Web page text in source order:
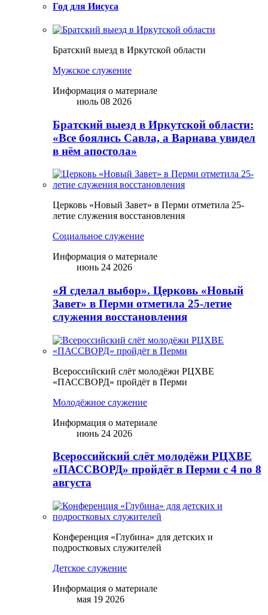
Год для Иисуса
Братский выезд в Иркутской области
Мужское служение
Информация о материале
июль 08 2026
Братский выезд в Иркутской области:
«Все боялись Савла, а Варнава увидел
в нём апостола»
Церковь «Новый Завет» в Перми отметила 25-
летие служения восстановления
Социальное служение
Информация о материале
июнь 24 2026
«Я сделал выбор». Церковь «Новый
Завет» в Перми отметила 25-летие
служения восстановления
Всероссийский слёт молодёжи РЦХВЕ
«ПАССВОРД» пройдёт в Перми
Молодёжное служение
Информация о материале
июнь 24 2026
Всероссийский слёт молодёжи РЦХВЕ
«ПАССВОРД» пройдёт в Перми с 4 по 8
августа
Конференция «Глубина» для детских и
подростковых служителей
Детское служение
Информация о материале
мая 19 2026